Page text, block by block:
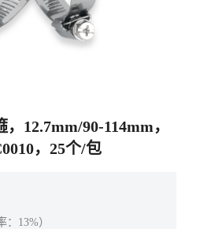
12.7mm/90-114mm，
，25个/包
：13%）